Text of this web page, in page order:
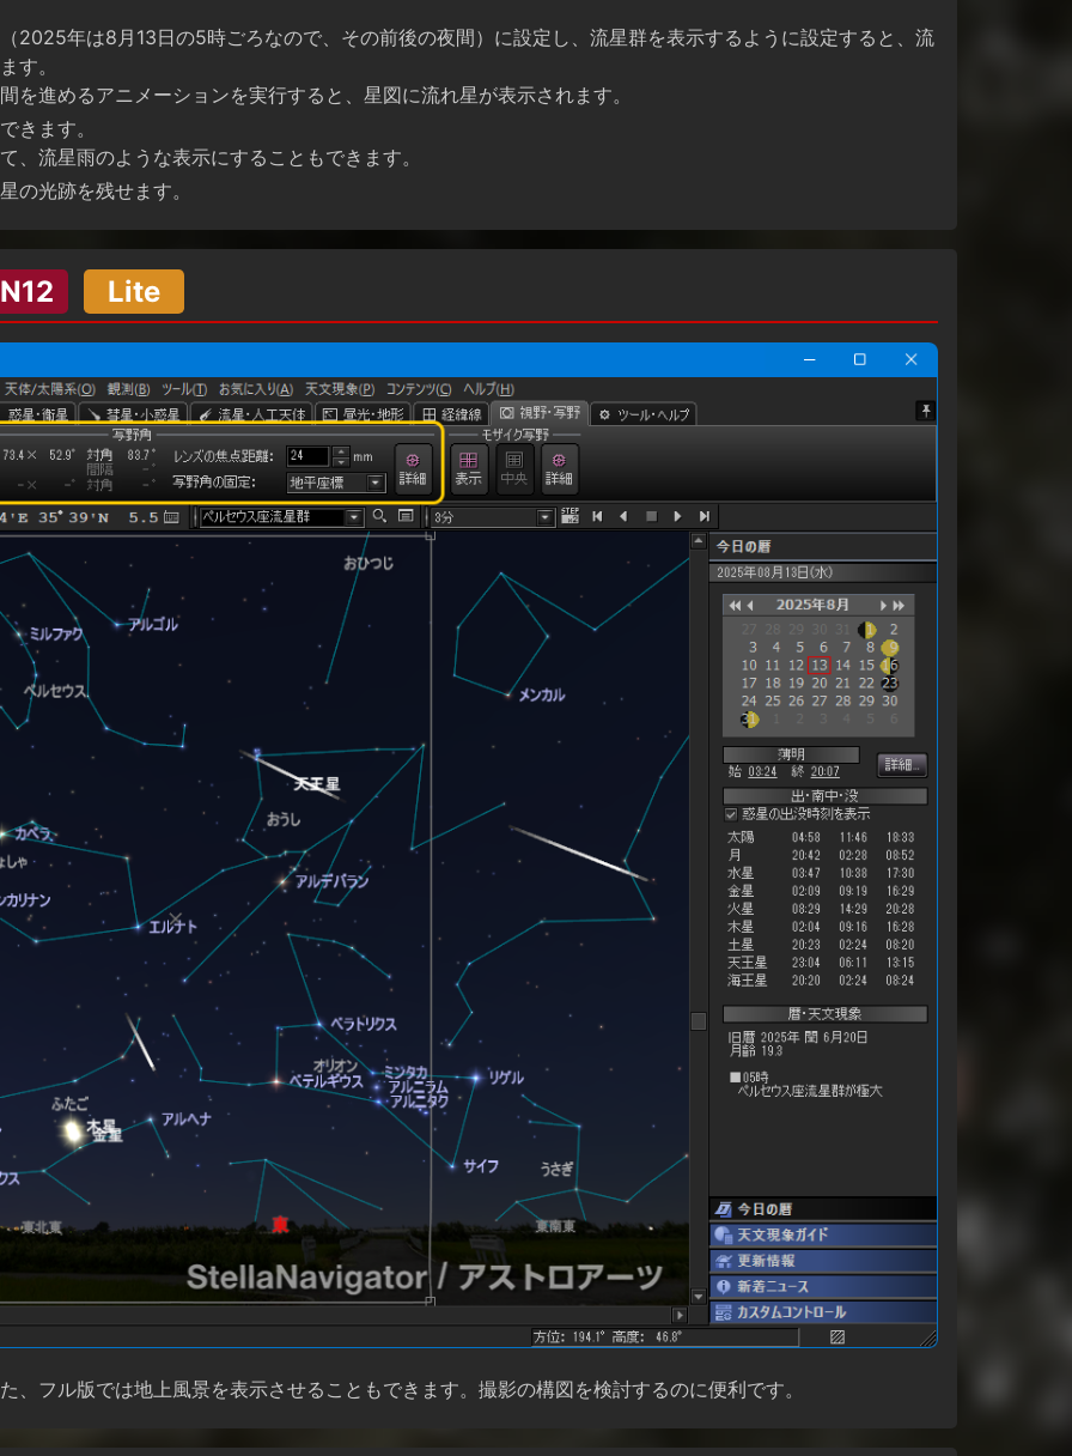
2025年は8月13日の5時ごろなので、その前後の夜間）に設定し、流星群を表示するように設定すると、流
す。
を進めるアニメーションを実行すると、星図に流れ星が表示されます。
きます。
、流星雨のような表示にすることもできます。
の光跡を残せます。
Lite
、フル版では地上風景を表示させることもできます。撮影の構図を検討するのに便利です。